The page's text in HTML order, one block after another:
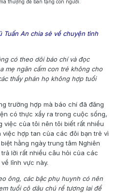
thượng đế ban tặng con người.
Tuấn An chia sẻ về chuyện tình
có theo dõi báo chí và đọc
mẹ ngăn cấm con trẻ không cho
thầy phán họ không hợp tuổi
trường hợp mà báo chí đã đăng
có thực xẩy ra trong cuộc sống,
việc của tôi nên tôi biết rất nhiều
hợp tan của các đôi bạn trẻ vì
hằng ngày trung tâm Nghiên
lời rất nhiều câu hỏi của các
lĩnh vực này.
ông, các bậc phụ huynh có nên
tuổi cô dâu chú rể tương lai để